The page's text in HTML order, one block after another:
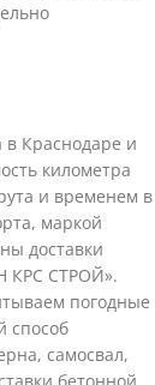
в Краснодаре и
километра
и временем в
маркой
доставки
КРС СТРОЙ».
погодные
способ
самосвал,